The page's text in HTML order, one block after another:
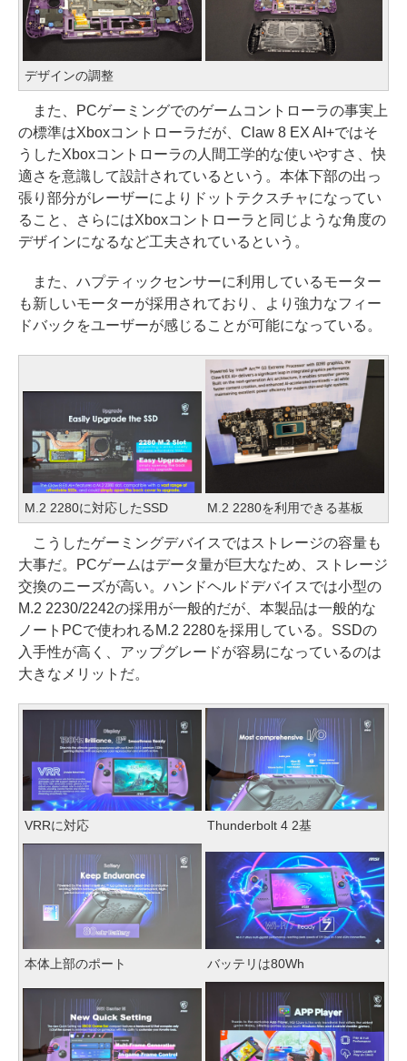
デザインの調整
また、PCゲーミングでのゲームコントローラの事実上
の標準はXboxコントローラだが、Claw 8 EX AI+ではそ
うしたXboxコントローラの人間工学的な使いやすさ、快
適さを意識して設計されているという。本体下部の出っ
張り部分がレーザーによりドットテクスチャになってい
ること、さらにはXboxコントローラと同じような角度の
デザインになるなど工夫されているという。
また、ハプティックセンサーに利用しているモーター
も新しいモーターが採用されており、より強力なフィー
ドバックをユーザーが感じることが可能になっている。
M.2 2280に対応したSSD M.2 2280を利用できる基板
こうしたゲーミングデバイスではストレージの容量も
大事だ。PCゲームはデータ量が巨大なため、ストレージ
交換のニーズが高い。ハンドヘルドデバイスでは小型の
M.2 2230/2242の採用が一般的だが、本製品は一般的な
ノートPCで使われるM.2 2280を採用している。SSDの
入手性が高く、アップグレードが容易になっているのは
大きなメリットだ。
VRRに対応 Thunderbolt 4 2基
本体上部のポート バッテリは80Wh